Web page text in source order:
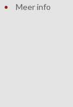
Meer info